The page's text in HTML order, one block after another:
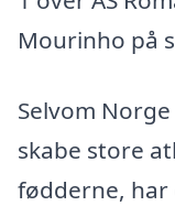
Mourinho på
Selvom
skabe store
fødderne, har